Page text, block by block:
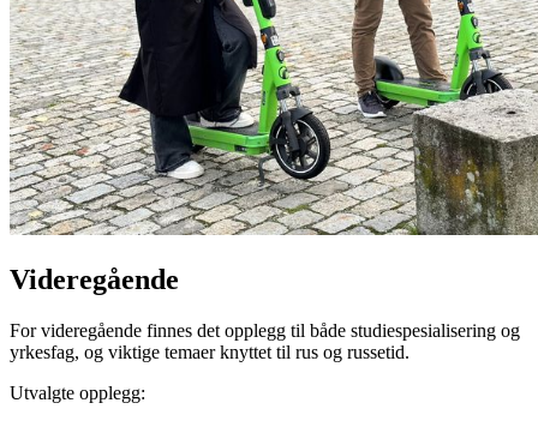
Videregående
For videregående finnes det opplegg til både studiespesialisering og
yrkesfag, og viktige temaer knyttet til rus og russetid.
Utvalgte opplegg: